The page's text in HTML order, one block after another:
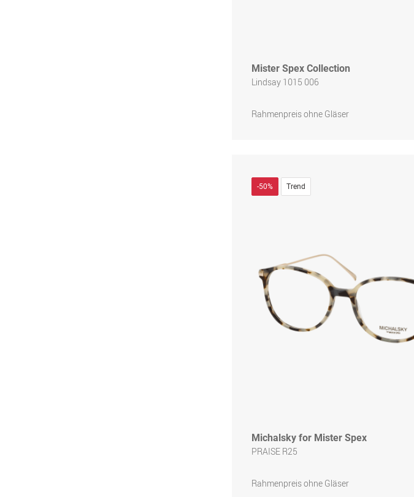
Mister Spex Collection
Lindsay 1015 006
Rahmenpreis ohne Gläser
-50% Trend
Michalsky for Mister Spex
PRAISE R25
Rahmenpreis ohne Gläser